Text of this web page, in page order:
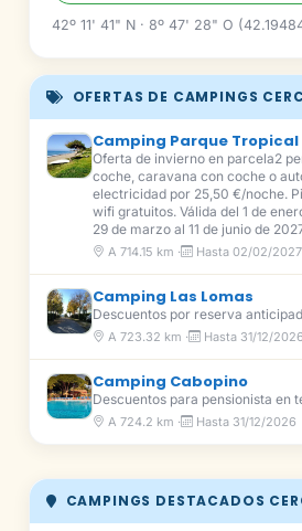
42º 11' 41" N · 8º 47' 28" O
OFERTAS DE CAMPINGS
Camping Parque Tropical
Oferta de invierno en parcela2
coche, caravana con coche o
electricidad por 25,50 €/noche.
wifi gratuitos. Válida del 1 de
29 de marzo al 11 de junio de
A 714.15 km · Hasta 02/02/2027
Camping Las Lomas
Descuentos por reserva
A 723.32 km · Hasta 31/12/2026
Camping Cabopino
Descuentos para pensionista en
A 724.2 km · Hasta 31/12/2026
CAMPINGS DESTACADOS